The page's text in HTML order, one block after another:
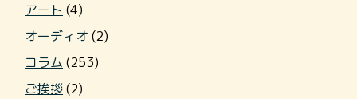
アート (4)
オーディオ (2)
コラム (253)
ご挨拶(2)